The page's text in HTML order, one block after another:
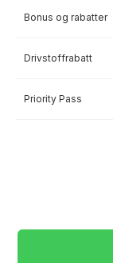
Bonus og rabatter
Drivstoffrabatt
Priority Pass